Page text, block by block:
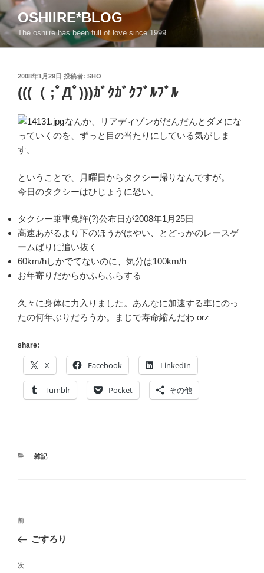
ン
テ
ン
OSHIIRE*BLOG
The oshiire has been full of love since 1999
投
稿
日:
2008年1月29日 投稿者: SHO
(((（ ;ﾟДﾟ)))ｶﾞｸｶﾞｸﾌﾞﾙﾌﾞﾙ
なんか、リアディゾンがだんだんとダメにな
っていくのを、ずっと目の当たりにしている気がしま
す。
ということで、月曜日からタクシー帰りなんですが。
今日のタクシーはひじょうに恐い。
タクシー乗車免許(?)公布日が2008年1月25日
高速あがるより下のほうがはやい、とどっかのレースゲ
ームばりに追い抜く
60km/hしかでてないのに、気分は100km/h
お年寄りだからかふらふらする
久々に身体に力入りました。あんなに加速する車にのっ
たの何年ぶりだろうか。まじで寿命縮んだわ orz
share:
X Facebook LinkedIn
Tumblr Pocket その他
カ
雑記
投
ナ
ビ
前
の
稿
前
ごすろり
次
次